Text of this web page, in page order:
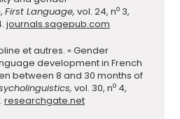
First Language, vol. 24, no 3,
journals.sagepub.com
et autres. « Gender
development in French
between 8 and 30 months of
vol. 30, no 4,
researchgate.net